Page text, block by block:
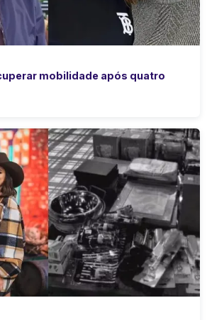
mobilidade após quatro